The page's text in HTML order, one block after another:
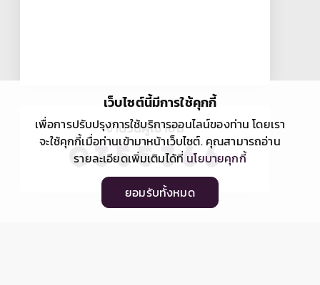
จำนวนผู้เข้าชม
เว็บไซต์นี้มีการใช้คุกกี้
เพื่อการปรับปรุงการใช้บริการออนไลน์ของท่าน โดยเรา
จะใช้คุกกี้เมื่อท่านเข้ามาหน้าเว็บไซต์. คุณสามารถอ่าน
รายละเอียดเพิ่มเติมได้ที่ นโยบายคุกกี้
ยอมรับทั้งหมด